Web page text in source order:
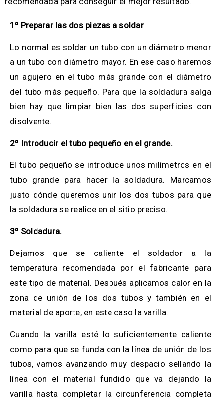
1º Preparar las dos piezas a soldar
Lo normal es soldar un tubo con un diámetro menor
a un tubo con diámetro mayor. En ese caso haremos
un agujero en el tubo más grande con el diámetro
del tubo más pequeño. Para que la soldadura salga
bien hay que limpiar bien las dos superficies con
disolvente.
2º Introducir el tubo pequeño en el grande.
El tubo pequeño se introduce unos milímetros en el
tubo grande para hacer la soldadura. Marcamos
justo dónde queremos unir los dos tubos para que
la soldadura se realice en el sitio preciso.
3º Soldadura.
Dejamos que se caliente el soldador a la
temperatura recomendada por el fabricante para
este tipo de material. Después aplicamos calor en la
zona de unión de los dos tubos y también en el
material de aporte, en este caso la varilla.
Cuando la varilla esté lo suficientemente caliente
como para que se funda con la línea de unión de los
tubos, vamos avanzando muy despacio sellando la
línea con el material fundido que va dejando la
varilla hasta completar la circunferencia completa